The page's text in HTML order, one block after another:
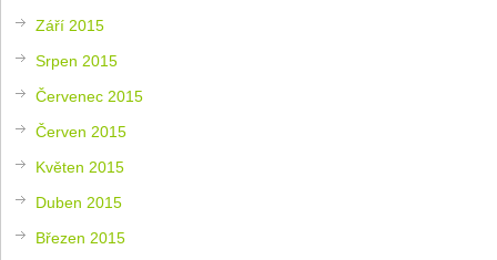
Září 2015
Srpen 2015
Červenec 2015
Červen 2015
Květen 2015
Duben 2015
Březen 2015